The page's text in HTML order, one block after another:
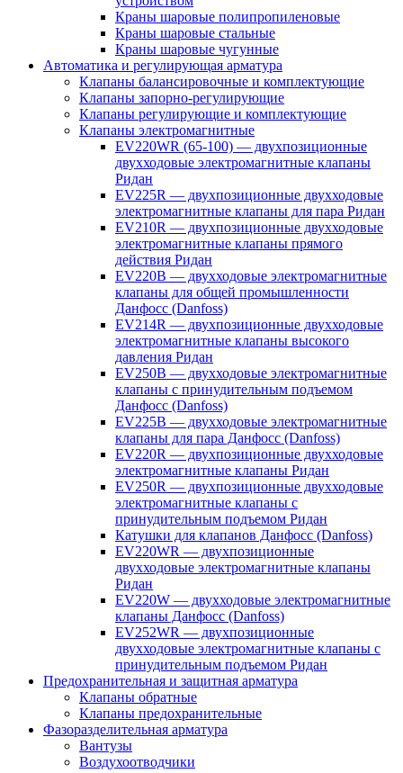
Краны шаровые полипропиленовые
Краны шаровые стальные
Краны шаровые чугунные
Автоматика и регулирующая арматура
Клапаны балансировочные и комплектующие
Клапаны запорно-регулирующие
Клапаны регулирующие и комплектующие
Клапаны электромагнитные
EV220WR (65-100) — двухпозиционные
двухходовые электромагнитные клапаны
Ридан
EV225R — двухпозиционные двухходовые
электромагнитные клапаны для пара Ридан
EV210R — двухпозиционные двухходовые
электромагнитные клапаны прямого
действия Ридан
EV220B — двухходовые электромагнитные
клапаны для общей промышленности
Данфосс (Danfoss)
EV214R — двухпозиционные двухходовые
электромагнитные клапаны высокого
давления Ридан
EV250B — двухходовые электромагнитные
клапаны с принудительным подъемом
Данфосс (Danfoss)
EV225B — двухходовые электромагнитные
клапаны для пара Данфосс (Danfoss)
EV220R — двухпозиционные двухходовые
электромагнитные клапаны Ридан
EV250R — двухпозиционные двухходовые
электромагнитные клапаны с
принудительным подъемом Ридан
Катушки для клапанов Данфосс (Danfoss)
EV220WR — двухпозиционные
двухходовые электромагнитные клапаны
Ридан
EV220W — двухходовые электромагнитные
клапаны Данфосс (Danfoss)
EV252WR — двухпозиционные
двухходовые электромагнитные клапаны с
принудительным подъемом Ридан
Предохранительная и защитная арматура
Клапаны обратные
Клапаны предохранительные
Фазоразделительная арматура
Вантузы
Воздухоотводчики